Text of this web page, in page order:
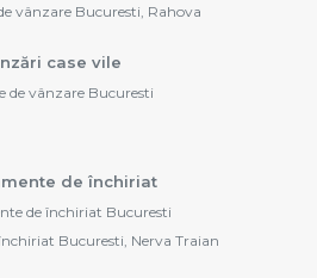
vânzare Bucuresti, Rahova
case vile
de vânzare Bucuresti
de închiriat
de închiriat Bucuresti
Bucuresti, Nerva Traian